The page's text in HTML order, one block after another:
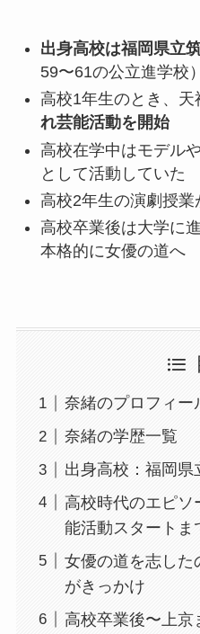
出身高校は福岡県立
59〜61の公立進学校）
高校1年生のとき、天
れ芸能活動を開始
高校在学中はモデル
として活動していた
高校2年生の演劇授
高校卒業後は大学に
本格的に女優の道へ
奈緒のプロフィー
奈緒の学歴一覧
出身高校：福岡県
高校時代のエピソ
能活動スタートま
女優の道を志した
がきっかけ
高校卒業後〜上京